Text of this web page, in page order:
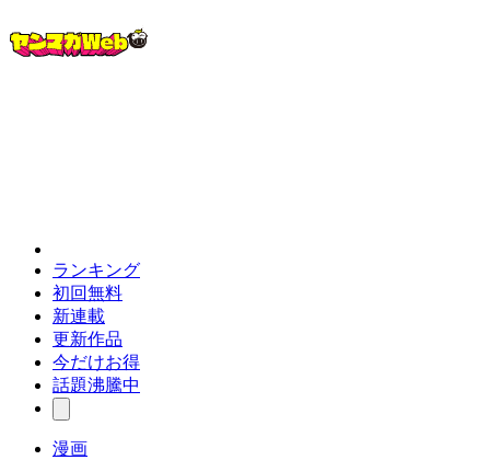
ランキング
初回無料
新連載
更新作品
今だけお得
話題沸騰中
漫画